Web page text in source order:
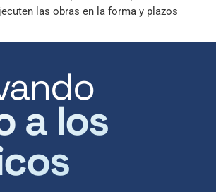
las obras en la forma y plazos
a los